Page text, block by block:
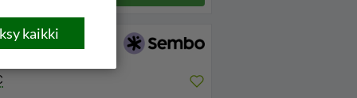
kaikki